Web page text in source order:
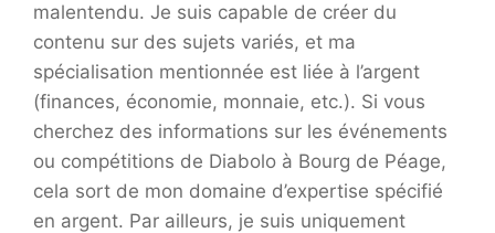
malentendu. Je suis capable de créer du
contenu sur des sujets variés, et ma
spécialisation mentionnée est liée à l’argent
(finances, économie, monnaie, etc.). Si vous
cherchez des informations sur les événements
ou compétitions de Diabolo à Bourg de Péage,
cela sort de mon domaine d’expertise spécifié
en argent. Par ailleurs, je suis uniquement